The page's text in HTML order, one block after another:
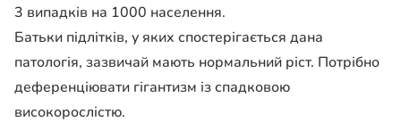
3 випадків на 1000 населення.
Батьки підлітків, у яких спостерігається дана
патологія, зазвичай мають нормальний ріст. Потрібно
деференціювати гігантизм із спадковою
високорослістю.